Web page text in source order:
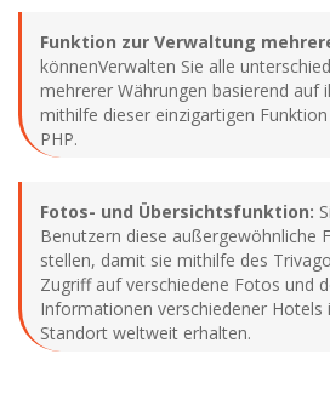
Funktion zur Verwaltung
könnenVerwalten Sie alle
mehrerer Währungen basierend auf
mithilfe dieser einzigartigen
PHP.
Fotos- und Übersichtsfunktion:
Benutzern diese außergewöhnliche
stellen, damit sie mithilfe des
Zugriff auf verschiedene Fotos und
Informationen verschiedener Hotels
Standort weltweit erhalten.